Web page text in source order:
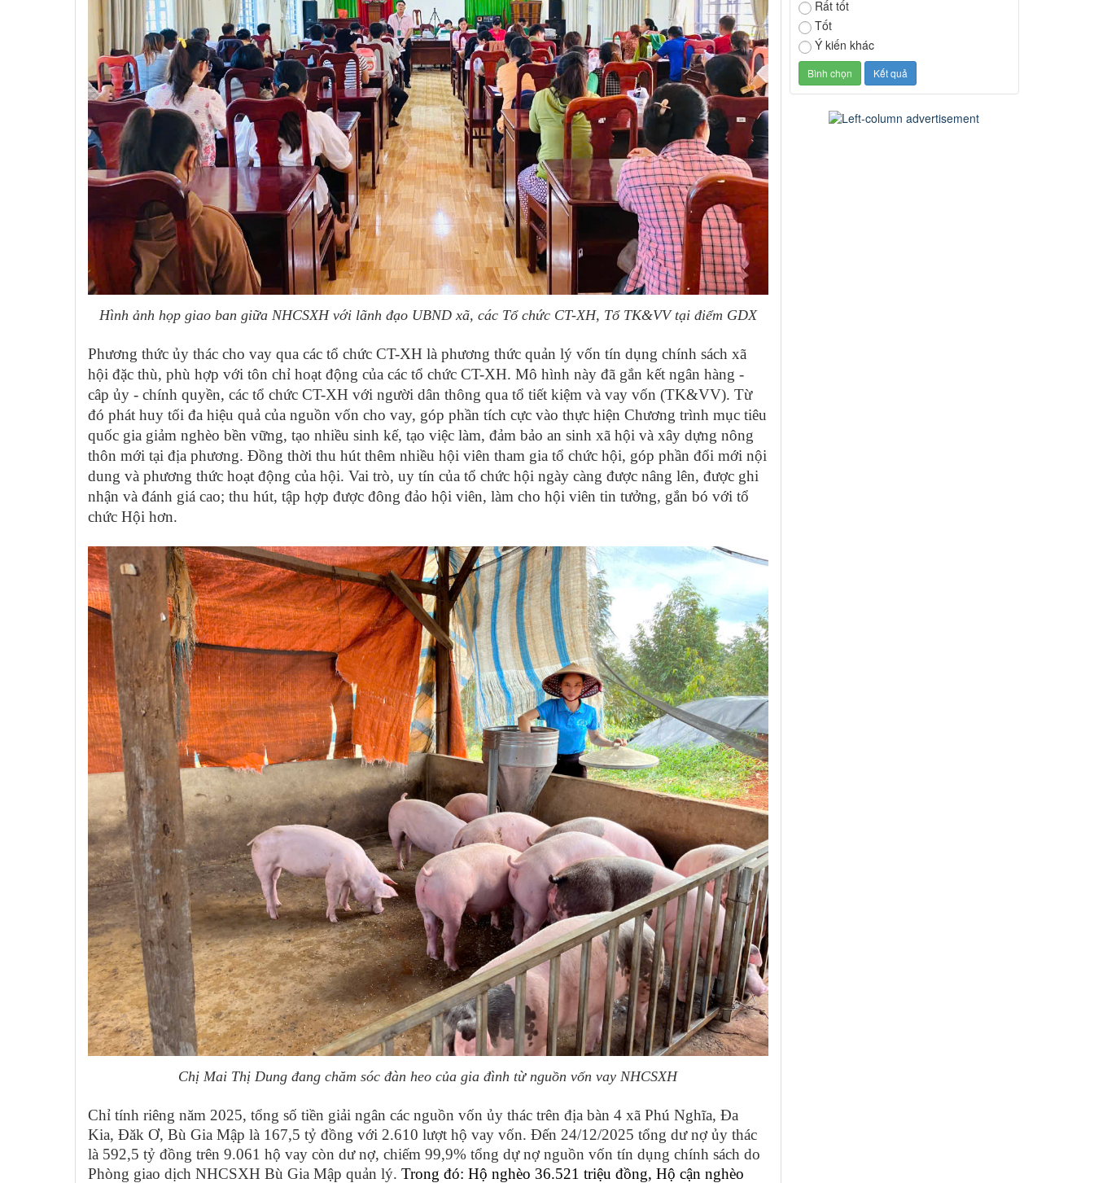
Hình ảnh họp giao ban giữa NHCSXH với lãnh đạo UBND xã, các Tổ chức CT-XH, Tổ TK&VV tại điểm GDX
Phương thức ủy thác cho vay qua các tổ chức CT-XH là phương thức quản lý vốn tín dụng chính sách xã
hội đặc thù, phù hợp với tôn chỉ hoạt động của các tổ chức CT-XH. Mô hình này đã gắn kết ngân hàng -
câp ủy - chính quyền, các tổ chức CT-XH với người dân thông qua tổ tiết kiệm và vay vốn (TK&VV). Từ
đó phát huy tối đa hiệu quả của nguồn vốn cho vay, góp phần tích cực vào thực hiện Chương trình mục tiêu
quốc gia giảm nghèo bền vững, tạo nhiều sinh kế, tạo việc làm, đảm bảo an sinh xã hội và xây dựng nông
thôn mới tại địa phương. Đồng thời thu hút thêm nhiều hội viên tham gia tổ chức hội, góp phần đổi mới nội
dung và phương thức hoạt động của hội. Vai trò, uy tín của tổ chức hội ngày càng được nâng lên, được ghi
nhận và đánh giá cao; thu hút, tập hợp được đông đảo hội viên, làm cho hội viên tin tưởng, gắn bó với tổ
chức Hội hơn.
Chị Mai Thị Dung đang chăm sóc đàn heo của gia đình từ nguồn vốn vay NHCSXH
Chỉ tính riêng năm 2025, tổng số tiền giải ngân các nguồn vốn ủy thác trên địa bàn 4 xã Phú Nghĩa, Đa
Kia, Đăk Ơ, Bù Gia Mập là 167,5 tỷ đồng với 2.610 lượt hộ vay vốn. Đến 24/12/2025 tổng dư nợ ủy thác
là 592,5 tỷ đồng trên 9.061 hộ vay còn dư nợ, chiếm 99,9% tổng dự nợ nguồn vốn tín dụng chính sách do
Phòng giao dịch NHCSXH Bù Gia Mập quản lý. Trong đó: Hộ nghèo 36.521 triệu đồng, Hộ cận nghèo
Rất tốt
Tốt
Ý kiến khác